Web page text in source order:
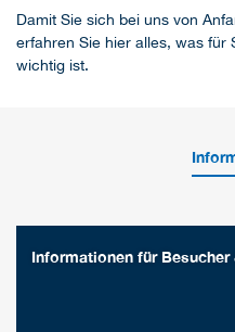
Damit Sie sich bei uns von
erfahren Sie hier alles, was für
wichtig ist.
Informationen für